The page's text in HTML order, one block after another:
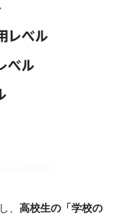
、 高校生の「学校の